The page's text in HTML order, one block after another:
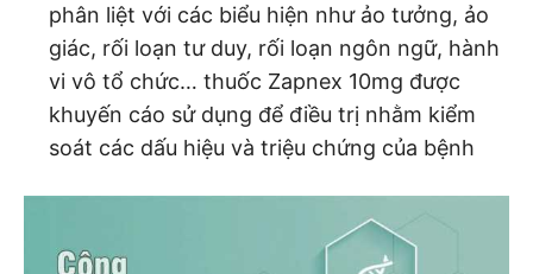
phân liệt với các biểu hiện như ảo tưởng, ảo
giác, rối loạn tư duy, rối loạn ngôn ngữ, hành
vi vô tổ chức… thuốc Zapnex 10mg được
khuyến cáo sử dụng để điều trị nhằm kiểm
soát các dấu hiệu và triệu chứng của bệnh